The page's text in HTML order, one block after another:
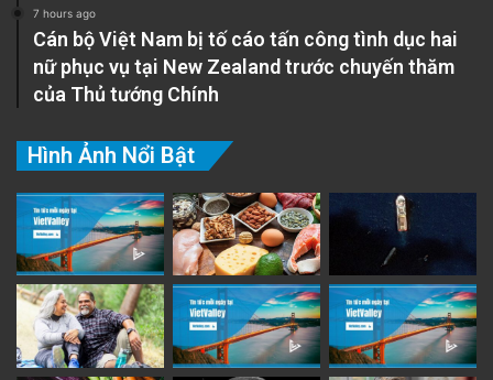
7 hours ago
Cán bộ Việt Nam bị tố cáo tấn công tình dục hai
nữ phục vụ tại New Zealand trước chuyến thăm
của Thủ tướng Chính
Hình Ảnh Nổi Bật